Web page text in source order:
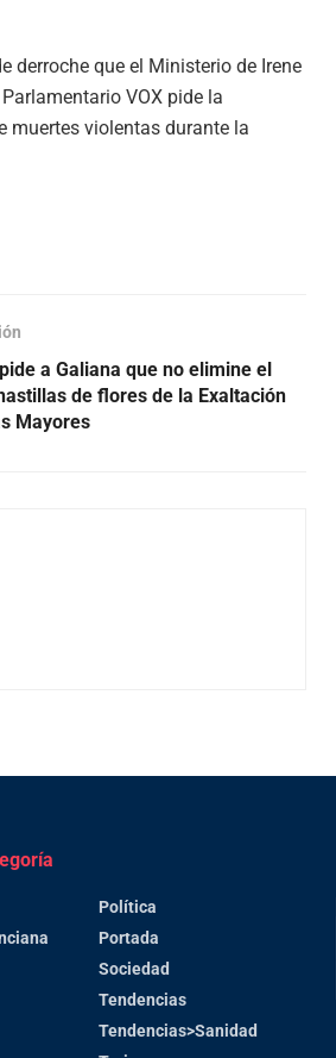
derroche que el Ministerio de Irene
VOX pide la
muertes violentas durante la
a Galiana que no elimine el
de flores de la Exaltación
Mayores
Política
Portada
Sociedad
Tendencias
Tendencias>Sanidad